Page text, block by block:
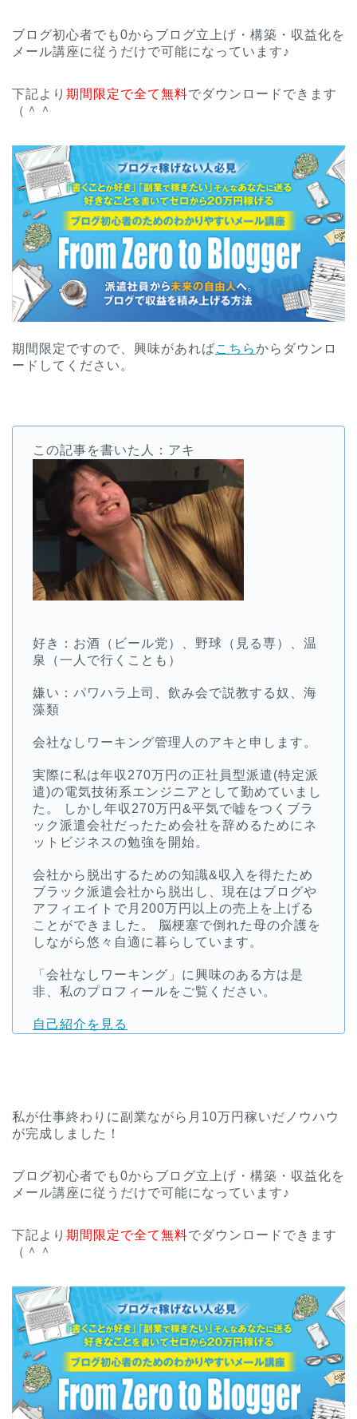
ブログ初心者でも0からブログ立上げ・構築・収益化を
メール講座に従うだけで可能になっています♪
下記より 期間限定で全て無料でダウンロードできます
（＾＾
期間限定ですので、興味があればこちらからダウンロ
ードしてください。
この記事を書いた人：アキ
好き：お酒（ビール党）、野球（見る専）、温
泉（一人で行くことも）
嫌い：パワハラ上司、飲み会で説教する奴、海
藻類
会社なしワーキング管理人のアキと申します。
実際に私は年収270万円の正社員型派遣(特定派
遣)の電気技術系エンジニアとして勤めていまし
た。 しかし年収270万円&平気で嘘をつくブラ
ック派遣会社だったため会社を辞めるためにネ
ットビジネスの勉強を開始。
会社から脱出するための知識&収入を得たため
ブラック派遣会社から脱出し、現在はブログや
アフィエイトで月200万円以上の売上を上げる
ことができました。 脳梗塞で倒れた母の介護を
しながら悠々自適に暮らしています。
「会社なしワーキング」に興味のある方は是
非、私のプロフィールをご覧ください。
自己紹介を見る
私が仕事終わりに副業ながら月10万円稼いだノウハウ
が完成しました！
ブログ初心者でも0からブログ立上げ・構築・収益化を
メール講座に従うだけで可能になっています♪
下記より 期間限定で全て無料でダウンロードできます
（＾＾